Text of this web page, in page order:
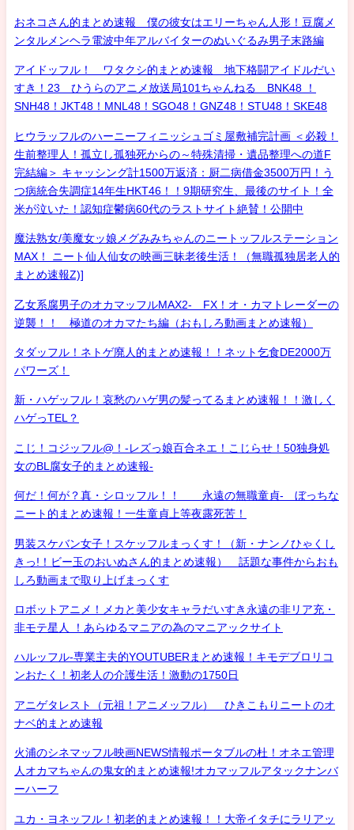
おネコさん的まとめ速報 僕の彼女はエリーちゃん人形！豆腐メ
ンタルメンヘラ電波中年アルバイターのぬいぐるみ男子末路編
アイドッフル！ ワタクシ的まとめ速報 地下格闘アイドルだい
すき！23 ひうらのアニメ放送局101ちゃんねる BNK48 ！
SNH48！JKT48！MNL48！SGO48！GNZ48！STU48！SKE48
ヒウラッフルのハーニーフィニッシュゴミ屋敷補完計画 ＜必殺！
生前整理人！孤立し孤独死からの～特殊清掃・遺品整理への道F
完結編＞ キャッシング計1500万返済：厨二病借金3500万円！う
つ病統合失調症14年生HKT46！！9期研究生、最後のサイト！全
米が泣いた！認知症鬱病60代のラストサイト絶賛！公開中
魔法熟女/美魔女ッ娘メグみみちゃんのニートッフルステーション
MAX！ ニート仙人仙女の映画三昧老後生活！（無職孤独居老人的
まとめ速報Z)]
乙女系腐男子のオカマッフルMAX2- FX！オ・カマトレーダーの
逆襲！！ 極道のオカマたち編（おもしろ動画まとめ速報）
タダッフル！ネトゲ廃人的まとめ速報！！ネット乞食DE2000万
パワーズ！
新・ハゲッフル！哀愁のハゲ男の髪ってるまとめ速報！！激しく
ハゲっTEL？
こじ！コジッフル@！-レズっ娘百合ネエ！こじらせ！50独身処
女のBL腐女子的まとめ速報-
何だ！何が？真・シロッフル！！ 永遠の無職童貞- ぼっちな
ニート的まとめ速報！一生童貞上等夜露死苦！
男装スケバン女子！スケッフルまっくす！（新・ナンノひゃくし
きっ!！ビー玉のおいぬさん的まとめ速報） 話題な事件からおも
しろ動画まで取り上げまっくす
ロボットアニメ！メカと美少女キャラだいすき永遠の非リア充・
非モテ星人 ！あらゆるマニアの為のマニアックサイト
ハルッフル-専業主夫的YOUTUBERまとめ速報！キモデブロリコ
ンおたく！初老人の介護生活！激動の1750日
アニゲタレスト（元祖！アニメッフル） ひきこもりニートのオ
ナベ的まとめ速報
火浦のシネマッフル映画NEWS情報ポータブルの杜！オネエ管理
人オカマちゃんの鬼女的まとめ速報!オカマッフルアタックナンバ
ーハーフ
ユカ・ヨネッフル！初老的まとめ速報！！大帝イタチにラリアッ